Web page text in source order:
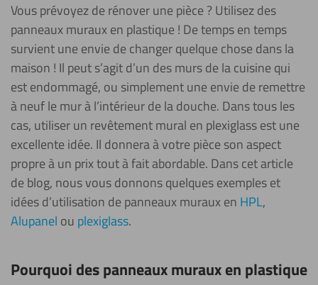
Vous prévoyez de rénover une pièce ? Utilisez des
panneaux muraux en plastique ! De temps en temps
survient une envie de changer quelque chose dans la
maison ! Il peut s’agit d’un des murs de la cuisine qui
est endommagé, ou simplement une envie de remettre
à neuf le mur à l’intérieur de la douche. Dans tous les
cas, utiliser un revêtement mural en plexiglass est une
excellente idée. Il donnera à votre pièce son aspect
propre à un prix tout à fait abordable. Dans cet article
de blog, nous vous donnons quelques exemples et
idées d’utilisation de panneaux muraux en HPL,
Alupanel ou plexiglass.
Pourquoi des panneaux muraux en plastique